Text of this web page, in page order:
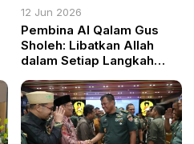
12 Jun 2026
Pembina Al Qalam Gus
Sholeh: Libatkan Allah
dalam Setiap Langkah
Jurnalistik